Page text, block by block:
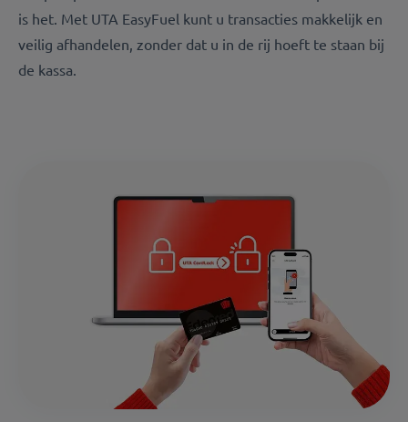
is het. Met UTA EasyFuel kunt u transacties makkelijk en
veilig afhandelen, zonder dat u in de rij hoeft te staan bij
de kassa.